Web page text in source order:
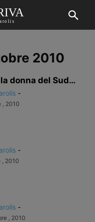
2010
donna del Sud…
-
, 2010
-
, 2010
-
, 2010